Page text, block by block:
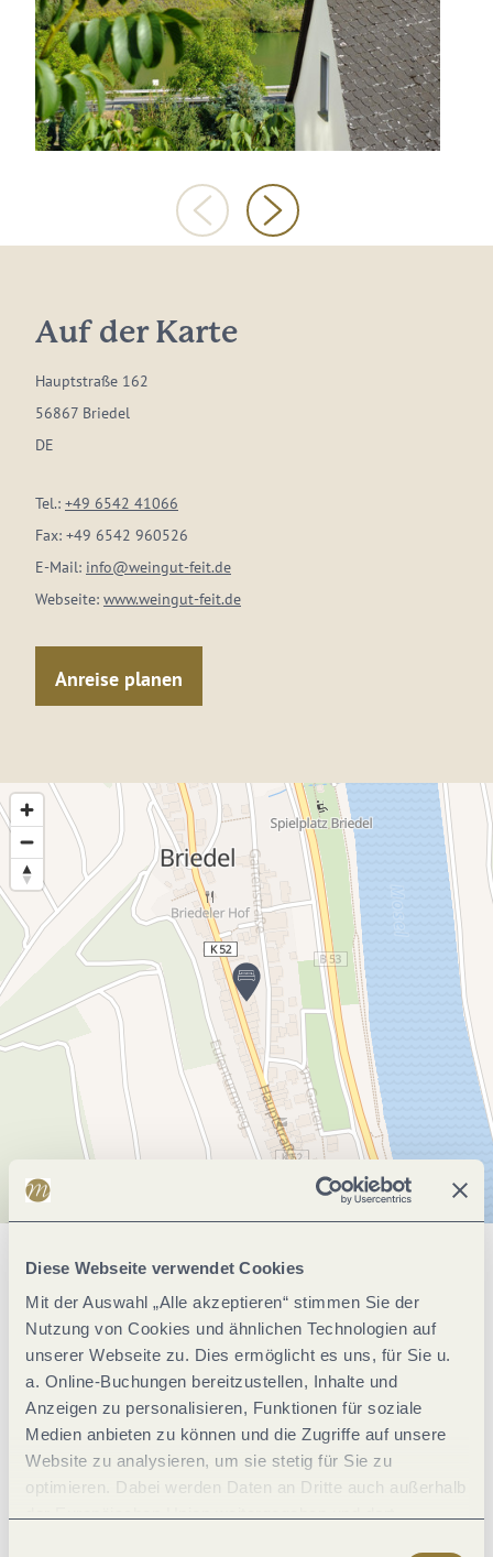
Diese Webseite verwendet Cookies
Mit der Auswahl „Alle akzeptieren“ stimmen Sie der
Nutzung von Cookies und ähnlichen Technologien auf
unserer Webseite zu. Dies ermöglicht es uns, für Sie u.
a. Online-Buchungen bereitzustellen, Inhalte und
Anzeigen zu personalisieren, Funktionen für soziale
Medien anbieten zu können und die Zugriffe auf unsere
Website zu analysieren, um sie stetig für Sie zu
optimieren. Dabei werden Daten an Dritte auch außerhalb
Auf der Karte
Hauptstraße 162
56867 Briedel
DE
Tel.: +49 6542 41066
Fax: +49 6542 960526
E-Mail: info@weingut-feit.de
Webseite: www.weingut-feit.de
Anreise planen
Allgemeine Informationen
Einrichtungen Betrieb
Eignung
Zahlungsarten